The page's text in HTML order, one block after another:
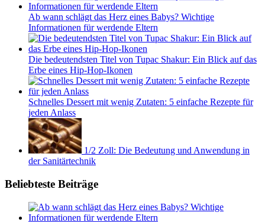
Ab wann schlägt das Herz eines Babys? Wichtige
Informationen für werdende Eltern
Die bedeutendsten Titel von Tupac Shakur: Ein Blick auf das
Erbe eines Hip-Hop-Ikonen
Schnelles Dessert mit wenig Zutaten: 5 einfache Rezepte für
jeden Anlass
1/2 Zoll: Die Bedeutung und Anwendung in
der Sanitärtechnik
Beliebteste Beiträge